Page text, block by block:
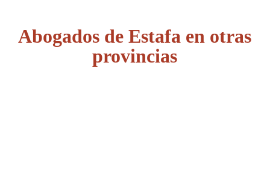
Abogados de Estafa en otras
provincias